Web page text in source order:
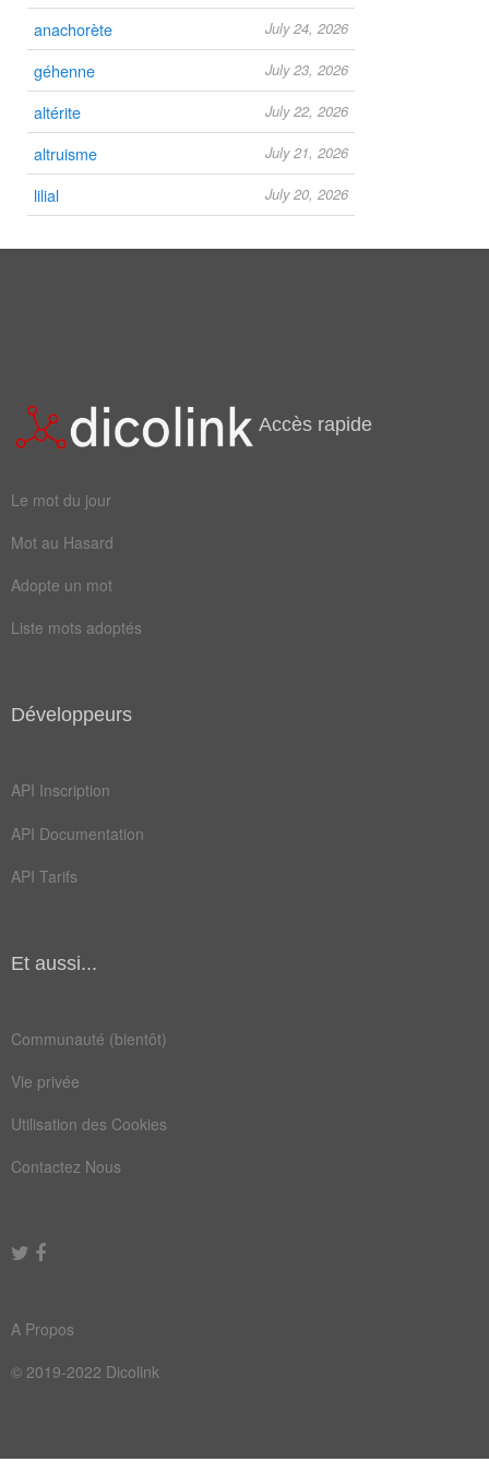
anachorète July 24, 2026
géhenne July 23, 2026
altérite July 22, 2026
altruisme July 21, 2026
lilial July 20, 2026
Accès rapide
Le mot du jour
Mot au Hasard
Adopte un mot
Liste mots adoptés
Développeurs
API Inscription
API Documentation
API Tarifs
Et aussi...
Communauté (bientôt)
Vie privée
Utilisation des Cookies
Contactez Nous
A Propos
© 2019-2022 Dicolink